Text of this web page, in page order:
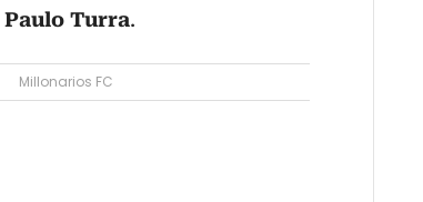
Paulo Turra.
Millonarios FC